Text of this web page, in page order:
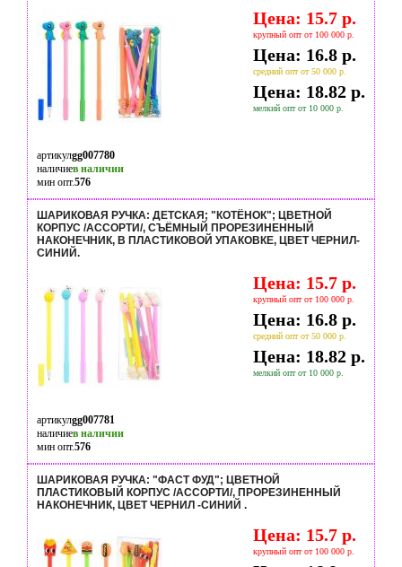
Цена: 15.7 р.
крупный опт от 100 000 р.
Цена: 16.8 р.
средний опт от 50 000 р.
Цена: 18.82 р.
мелкий опт от 10 000 р.
артикулgg007780
наличиев наличии
мин опт.576
ШАРИКОВАЯ РУЧКА: ДЕТСКАЯ; "КОТЁНОК"; ЦВЕТНОЙ
КОРПУС /АССОРТИ/, СЪЁМНЫЙ ПРОРЕЗИНЕННЫЙ
НАКОНЕЧНИК, В ПЛАСТИКОВОЙ УПАКОВКЕ, ЦВЕТ ЧЕРНИЛ-
СИНИЙ.
Цена: 15.7 р.
крупный опт от 100 000 р.
Цена: 16.8 р.
средний опт от 50 000 р.
Цена: 18.82 р.
мелкий опт от 10 000 р.
артикулgg007781
наличиев наличии
мин опт.576
ШАРИКОВАЯ РУЧКА: "ФАСТ ФУД"; ЦВЕТНОЙ
ПЛАСТИКОВЫЙ КОРПУС /АССОРТИ/, ПРОРЕЗИНЕННЫЙ
НАКОНЕЧНИК, ЦВЕТ ЧЕРНИЛ -СИНИЙ .
Цена: 15.7 р.
крупный опт от 100 000 р.